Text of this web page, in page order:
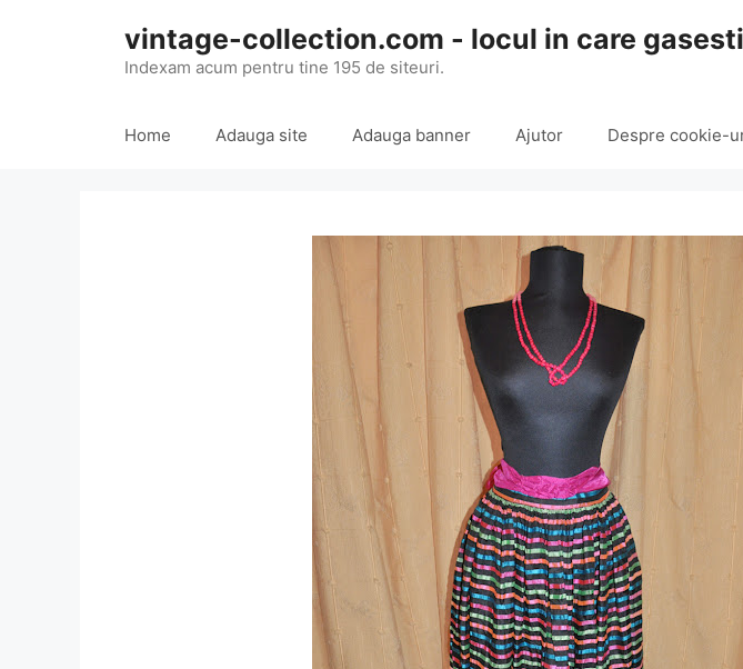
vintage-collection.com - locul in care
Indexam acum pentru tine 195 de siteuri.
Home Adauga site Adauga banner Ajutor Despre cookie-